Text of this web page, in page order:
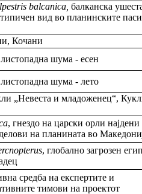
balcanica, балканска
вид во планинските
Кочани
шума - есен
шума - лето
„Невеста и младоженец“,
, гнездо на царски орли најдени
на планината во
, глобално загрозен
средба на експертите и
тимови на проектот